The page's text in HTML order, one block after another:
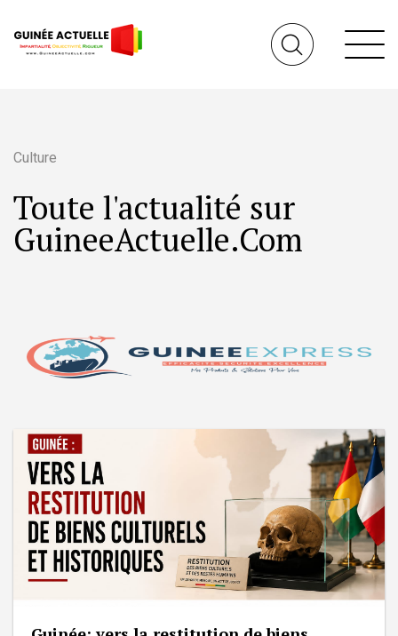
Culture
Toute l'actualité sur
GuineeActuelle.Com